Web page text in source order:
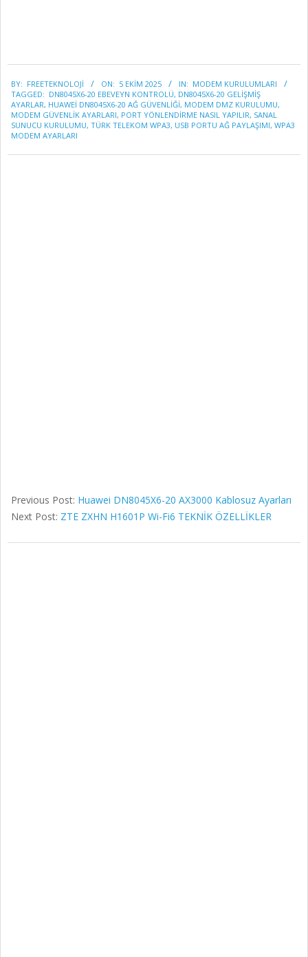
10-
05
BY: FREETEKNOLOJI ON: 5 EKIM 2025 IN: MODEM KURULUMLARI
TAGGED: DN8045X6-20 EBEVEYN KONTROLÜ, DN8045X6-20 GELIŞMIŞ
AYARLAR, HUAWEI DN8045X6-20 AĞ GÜVENLIĞI, MODEM DMZ KURULUMU,
MODEM GÜVENLIK AYARLARI, PORT YÖNLENDIRME NASIL YAPILIR, SANAL
SUNUCU KURULUMU, TÜRK TELEKOM WPA3, USB PORTU AĞ PAYLAŞIMI, WPA3
MODEM AYARLARI
Previous Post: Huawei DN8045X6-20 AX3000 Kablosuz Ayarları
Next Post: ZTE ZXHN H1601P Wi-Fi6 TEKNİK ÖZELLİKLER